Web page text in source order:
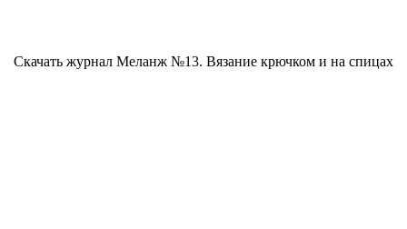
Скачать журнал Меланж №13. Вязание крючком и на спицах